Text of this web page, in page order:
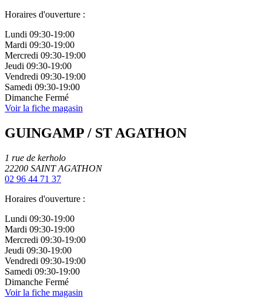
Horaires d'ouverture :
Lundi 09:30-19:00
Mardi 09:30-19:00
Mercredi 09:30-19:00
Jeudi 09:30-19:00
Vendredi 09:30-19:00
Samedi 09:30-19:00
Dimanche Fermé
Voir la fiche magasin
GUINGAMP / ST AGATHON
1 rue de kerholo
22200 SAINT AGATHON
02 96 44 71 37
Horaires d'ouverture :
Lundi 09:30-19:00
Mardi 09:30-19:00
Mercredi 09:30-19:00
Jeudi 09:30-19:00
Vendredi 09:30-19:00
Samedi 09:30-19:00
Dimanche Fermé
Voir la fiche magasin